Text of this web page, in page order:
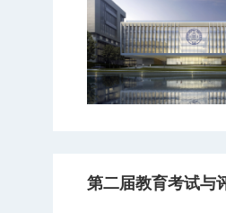
第二届教育考试与